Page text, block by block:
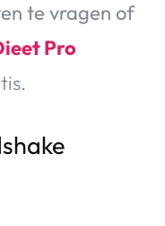
te vragen of
Pro